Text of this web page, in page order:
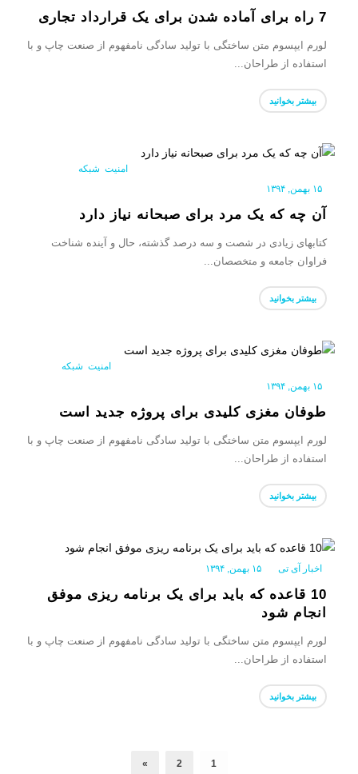
7 راه برای آماده شدن برای یک قرارداد تجاری
لورم ایپسوم متن ساختگی با تولید سادگی نامفهوم از صنعت چاپ و با
استفاده از طراحان...
بیشتر بخوانید
امنیت, شبکه|
۱۵ بهمن, ۱۳۹۴
آن چه که یک مرد برای صبحانه نیاز دارد
کتابهای زیادی در شصت و سه درصد گذشته، حال و آینده شناخت
فراوان جامعه و متخصصان...
بیشتر بخوانید
امنیت, شبکه|
۱۵ بهمن, ۱۳۹۴
طوفان مغزی کلیدی برای پروژه جدید است
لورم ایپسوم متن ساختگی با تولید سادگی نامفهوم از صنعت چاپ و با
استفاده از طراحان...
بیشتر بخوانید
اخبار آی تی| ۱۵ بهمن, ۱۳۹۴
10 قاعده که باید برای یک برنامه ریزی موفق
انجام شود
لورم ایپسوم متن ساختگی با تولید سادگی نامفهوم از صنعت چاپ و با
استفاده از طراحان...
بیشتر بخوانید
1
2
»